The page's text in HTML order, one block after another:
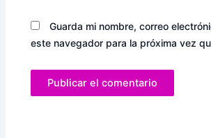
Guarda mi nombre, correo
este navegador para la próxima vez